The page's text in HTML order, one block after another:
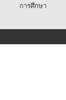
การศึกษา